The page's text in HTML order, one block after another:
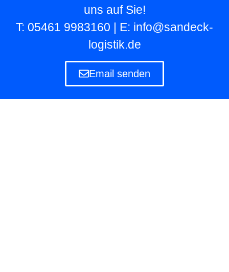
uns auf Sie!
T: 05461 9983160 | E: info@sandeck-
logistik.de
Email senden